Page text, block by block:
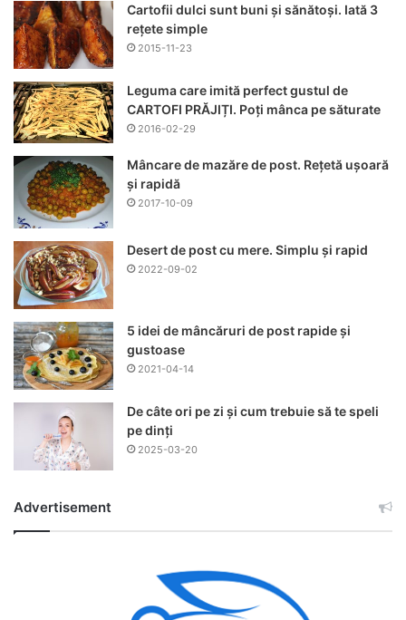
Cartofii dulci sunt buni și sănătoși. Iată 3
rețete simple
2015-11-23
Leguma care imită perfect gustul de
CARTOFI PRĂJIȚI. Poți mânca pe săturate
2016-02-29
Mâncare de mazăre de post. Rețetă ușoară
și rapidă
2017-10-09
Desert de post cu mere. Simplu și rapid
2022-09-02
5 idei de mâncăruri de post rapide și
gustoase
2021-04-14
De câte ori pe zi și cum trebuie să te speli
pe dinți
2025-03-20
Advertisement